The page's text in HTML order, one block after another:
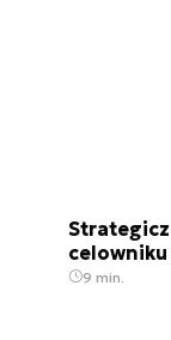
9 min.